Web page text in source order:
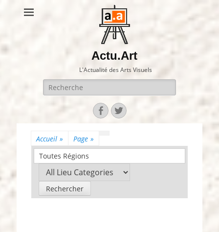
Actu.Art
L'Actualité des Arts Visuels
Recherche
pour:
Facebook
Twitter
Accueil » Page »
Toutes Régions